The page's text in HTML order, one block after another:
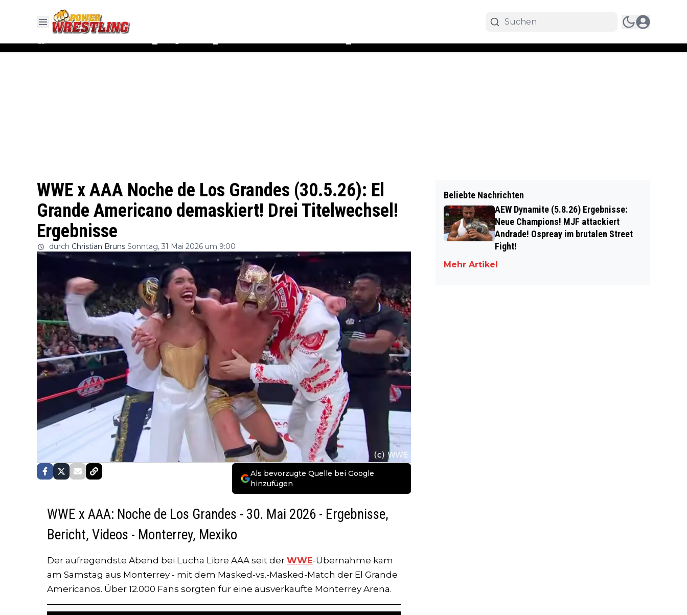
WWE x AAA Noche de Los Grandes (30.5.26): El
Grande Americano demaskiert! Drei Titelwechsel!
Ergebnisse
durch Christian Bruns Sonntag, 31 Mai 2026 um 9:00
Als bevorzugte Quelle bei Google
hinzufügen
WWE x AAA: Noche de Los Grandes - 30. Mai 2026 - Ergebnisse,
Bericht, Videos - Monterrey, Mexiko
Der aufregendste Abend bei Lucha Libre AAA seit der WWE-Übernahme kam
am Samstag aus Monterrey - mit dem Masked-vs.-Masked-Match der El Grande
Americanos. Über 12.000 Fans sorgten für eine ausverkaufte Monterrey Arena.
Beliebte Nachrichten
AEW Dynamite (5.8.26) Ergebnisse:
Neue Champions! MJF attackiert
Andrade! Ospreay im brutalen Street
Fight!
Mehr Artikel